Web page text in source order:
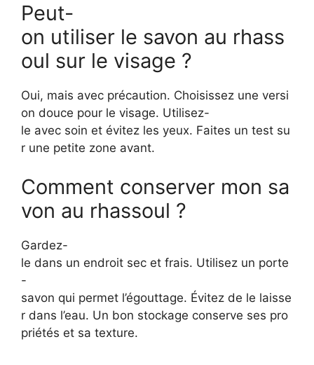
Peut-
on utiliser le savon au rhass
oul sur le visage ?
Oui, mais avec précaution. Choisissez une versi
on douce pour le visage. Utilisez-
le avec soin et évitez les yeux. Faites un test su
r une petite zone avant.
Comment conserver mon sa
von au rhassoul ?
Gardez-
le dans un endroit sec et frais. Utilisez un porte
-
savon qui permet l’égouttage. Évitez de le laisse
r dans l’eau. Un bon stockage conserve ses pro
priétés et sa texture.